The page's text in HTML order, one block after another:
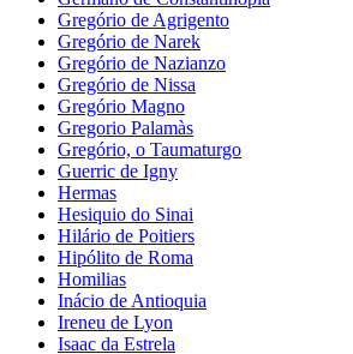
Gregório de Agrigento
Gregório de Narek
Gregório de Nazianzo
Gregório de Nissa
Gregório Magno
Gregorio Palamàs
Gregório, o Taumaturgo
Guerric de Igny
Hermas
Hesiquio do Sinai
Hilário de Poitiers
Hipólito de Roma
Homilias
Inácio de Antioquia
Ireneu de Lyon
Isaac da Estrela